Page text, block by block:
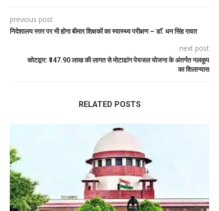
previous post
निदेशालय स्तर पर भी होगा बीमार शिक्षकों का स्वास्थ्य परीक्षण – डाॅ. धन सिंह रावत
next post
कोटद्वार: ₹147.90 लाख की लागत से मोटाढांग पेयजल योजना के अंतर्गत नलकूप
का शिलान्यास
RELATED POSTS